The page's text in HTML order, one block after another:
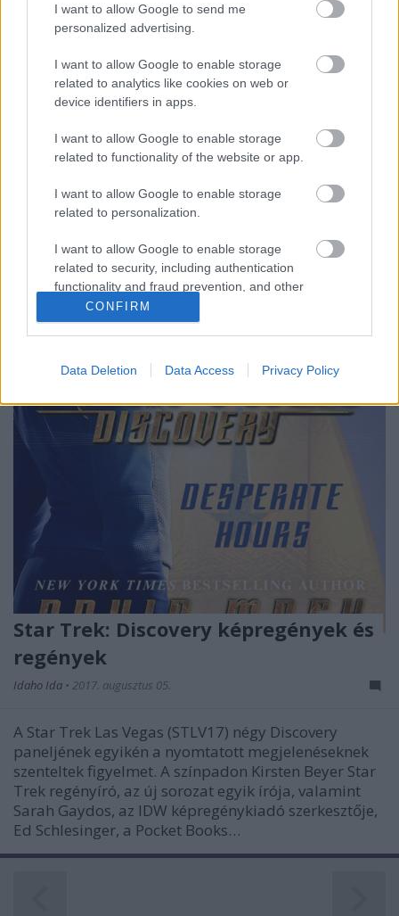
I want to allow Google to send me
personalized advertising.
I want to allow Google to enable storage
related to analytics like cookies on web or
device identifiers in apps.
I want to allow Google to enable storage
related to functionality of the website or app.
I want to allow Google to enable storage
related to personalization.
I want to allow Google to enable storage
related to security, including authentication
functionality and fraud prevention, and other
user protection.
CONFIRM
Data Deletion Data Access Privacy Policy
Star Trek: Discovery – új regény és
képregények a láthatáron
2018. február 24.
Vége az első évadnak, és a második forgatása még el
sorozatrajongó számára. A készítők azonban
gondoltak az új Star Trek sorozat rajongóira, és
folyamatosan teszik közé a széria különböző
szereplőinek előtörténetét feldolgozó…
Star Trek: Discovery képregények és
regények
Idaho Ida • 2017. augusztus 05.
A Star Trek Las Vegas (STLV17) négy Discovery
paneljének egyikén a nyomtatott megjelenéseknek
szenteltek figyelmet. A színpadon Kirsten Beyer Star
Trek regényíró, az új sorozat egyik írója, valamint
Sarah Gaydos, az IDW képregénykiadó szerkesztője,
Ed Schlesinger, a Pocket Books…